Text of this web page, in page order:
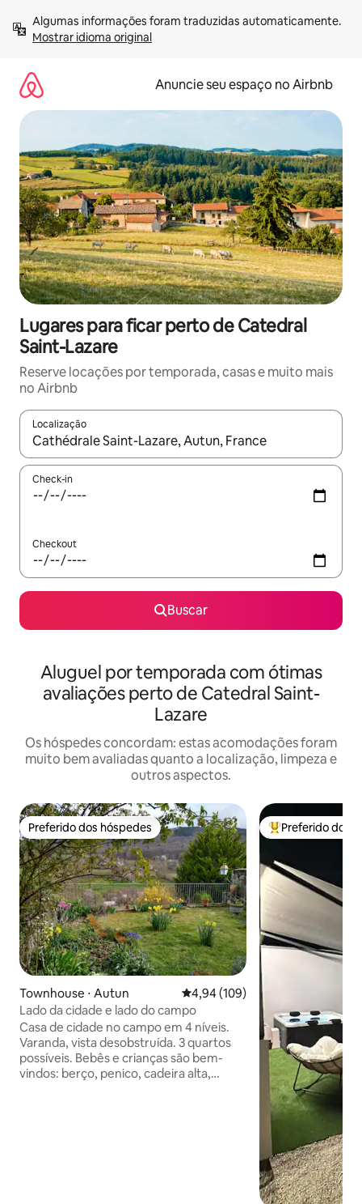
para
Mostrar idioma original
Anuncie seu espaço no Airbnb
Lugares para ficar perto de Catedral
Saint-Lazare
Reserve locações por temporada, casas e muito mais
no Airbnb
Localização
Quando os resultados estiverem disponíveis, explore-os
Check-in
Checkout
Buscar
Aluguel por temporada com ótimas
avaliações perto de Catedral Saint-
Lazare
Os hóspedes concordam: estas acomodações foram
muito bem avaliadas quanto a localização, limpeza e
outros aspectos.
Preferido dos hóspedes
Preferido dos hóspedes
Townhouse ⋅ Autun 4,94 de uma avaliação média de
4,94 (109)
Lado da cidade e lado do campo
Casa de cidade no campo em 4 níveis.
Varanda, vista desobstruída. 3 quartos
possíveis. Bebês e crianças são bem-
vindos: berço, penico, cadeira alta,
Entre os
Preferido dos